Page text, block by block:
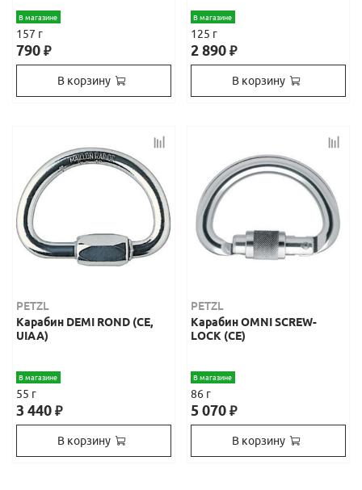
В магазине
157 г
790₽
В корзину
В магазине
125 г
2 890₽
В корзину
PETZL
Карабин DEMI ROND (СЕ,
UIAA)
В магазине
55 г
3 440₽
В корзину
PETZL
Карабин OMNI SCREW-
LOCK (СЕ)
В магазине
86 г
5 070₽
В корзину